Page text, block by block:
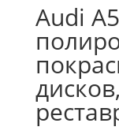
Audi